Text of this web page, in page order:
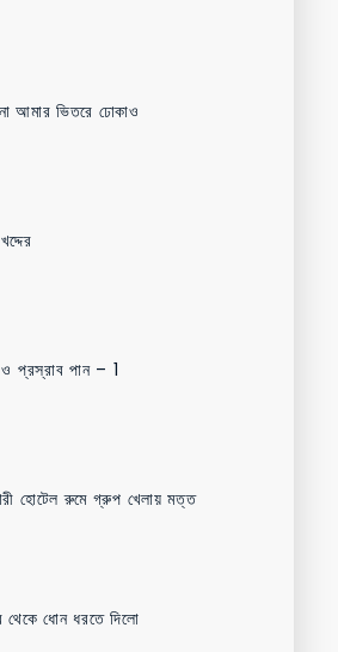
আমার ভিতরে ঢোকাও
ও প্রস্রাব পান – 1
হোটেল রুমে গ্রুপ খেলায় মত্ত
থেকে ধোন ধরতে দিলো